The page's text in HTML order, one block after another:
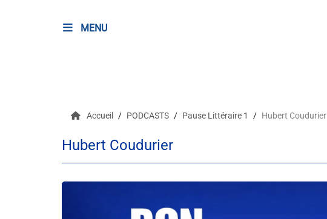
MENU
Accueil PODCASTS Pause Littéraire 1 Hubert Coudurier
Hubert Coudurier